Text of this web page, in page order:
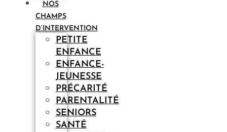
NOS
CHAMPS
D’INTERVENTION
PETITE
ENFANCE
ENFANCE-
JEUNESSE
PRÉCARITÉ
PARENTALITÉ
SENIORS
SANTÉ